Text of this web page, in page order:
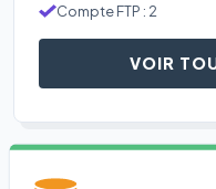
Compte FTP : 2
VOIR